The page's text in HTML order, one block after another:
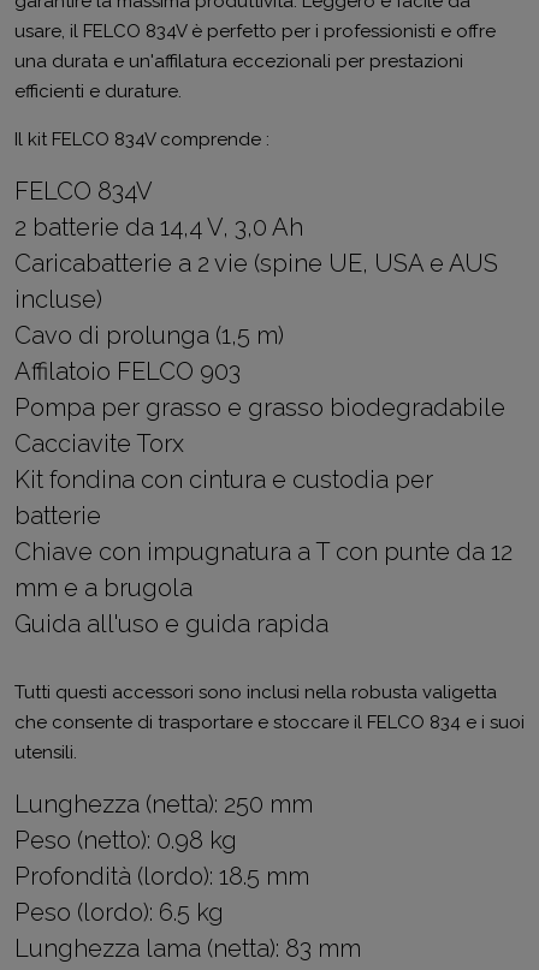
usare, il FELCO 834V è perfetto per i professionisti e offre
una durata e un'affilatura eccezionali per prestazioni
efficienti e durature.
Il kit FELCO 834V comprende :
FELCO 834V
2 batterie da 14,4 V, 3,0 Ah
Caricabatterie a 2 vie (spine UE, USA e AUS
incluse)
Cavo di prolunga (1,5 m)
Affilatoio FELCO 903
Pompa per grasso e grasso biodegradabile
Cacciavite Torx
Kit fondina con cintura e custodia per
batterie
Chiave con impugnatura a T con punte da 12
mm e a brugola
Guida all'uso e guida rapida
Tutti questi accessori sono inclusi nella robusta valigetta
che consente di trasportare e stoccare il FELCO 834 e i suoi
utensili.
Lunghezza (netta): 250 mm
Peso (netto): 0.98 kg
Profondità (lordo): 18.5 mm
Peso (lordo): 6.5 kg
Lunghezza lama (netta): 83 mm